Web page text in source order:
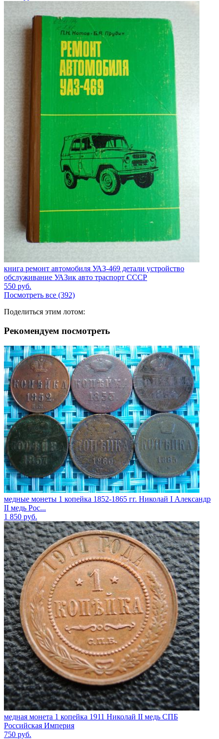
книга ремонт автомобиля УАЗ-469 детали устройство
обслуживание УАЗик авто траспорт СССР
550 руб.
Посмотреть все (392)
Поделиться этим лотом:
Рекомендуем посмотреть
медные монеты 1 копейка 1852-1865 гг. Николай I Александр
II медь Рос...
1 850 руб.
медная монета 1 копейка 1911 Николай II медь СПБ
Российская Империя
750 руб.